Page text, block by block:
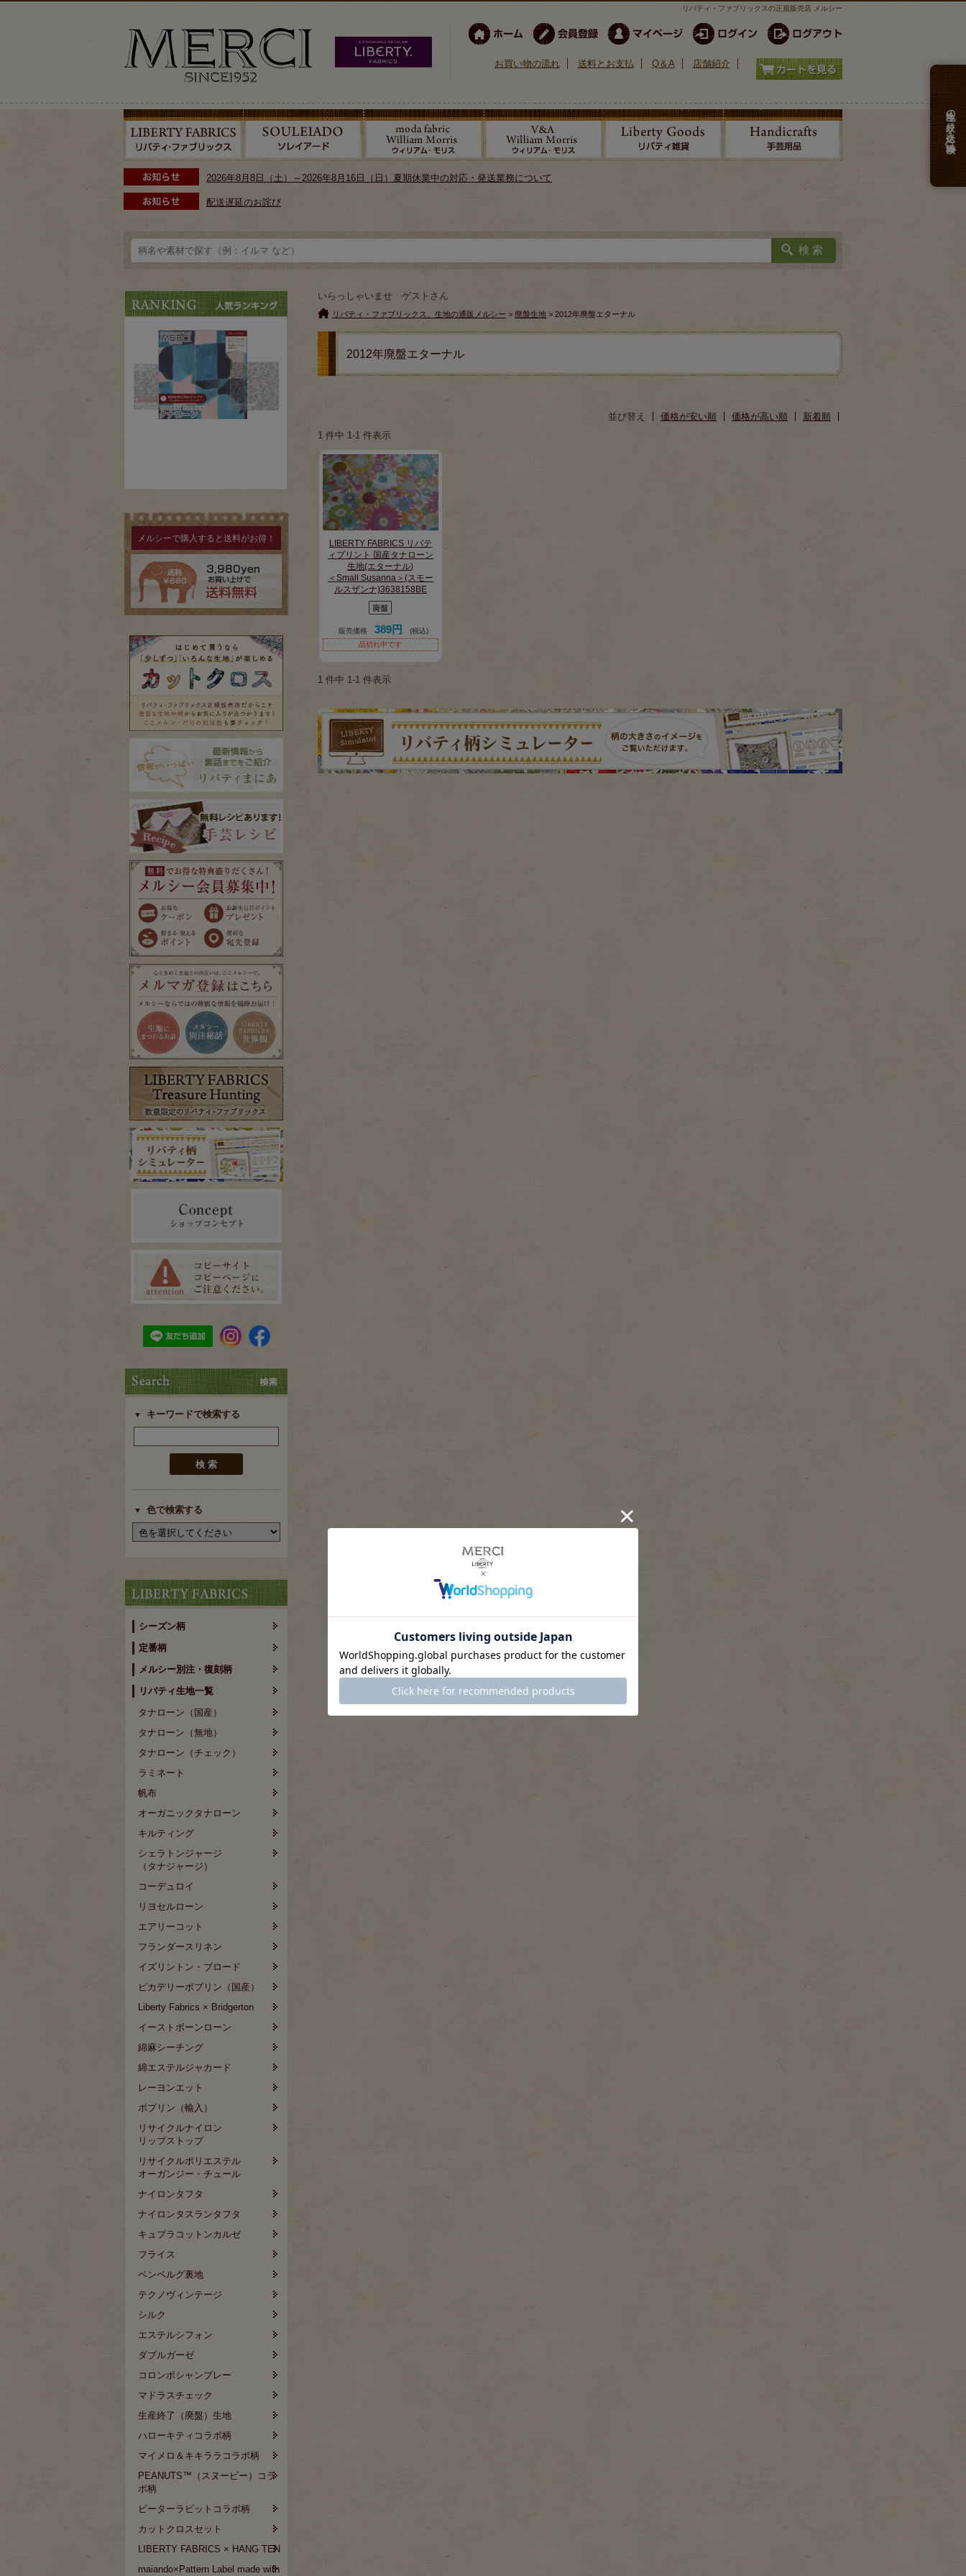
リバティ・ファブリックスの正規販売店 メルシー
お買い物の流れ 送料とお支払 Q＆A 店舗紹介
2026年8月8日（土）～2026年8月16日（日）夏期休業中の対応・発送業務について
配送遅延のお詫び
生地の絞り込み検索
メルシーで購入すると送料がお得！
キーワードで検索する
色で検索する
シーズン柄
定番柄
メルシー別注・復刻柄
リバティ生地一覧
タナローン（国産）
タナローン（無地）
タナローン（チェック）
ラミネート
帆布
オーガニックタナローン
キルティング
シェラトンジャージ
（タナジャージ）
コーデュロイ
リヨセルローン
エアリーコット
フランダースリネン
イズリントン・ブロード
ピカデリーポプリン（国産）
Liberty Fabrics × Bridgerton
イーストボーンローン
綿麻シーチング
綿エステルジャカード
レーヨンエット
ポプリン（輸入）
リサイクルナイロン
リップストップ
リサイクルポリエステル
オーガンジー・チュール
ナイロンタフタ
ナイロンタスランタフタ
キュプラコットンカルゼ
フライス
ベンベルグ裏地
テクノヴィンテージ
シルク
エステルシフォン
ダブルガーゼ
コロンボシャンブレー
マドラスチェック
生産終了（廃盤）生地
ハローキティコラボ柄
マイメロ＆キキララコラボ柄
PEANUTS™（スヌーピー）コラ
ボ柄
ピーターラビットコラボ柄
カットクロスセット
LIBERTY FABRICS × HANG TEN
maiando×Pattern Label made with
いらっしゃいませ ゲストさん
リバティ・ファブリックス、生地の通販メルシー > 廃盤生地 > 2012年廃盤エターナル
2012年廃盤エターナル
並び替え 価格が安い順 価格が高い順
新着順
1 件中 1-1 件表示
LIBERTY FABRICS リバテ
ィプリント 国産タナローン
生地(エターナル)
＜Small Susanna＞(スモー
ルスザンナ)3638158BE
販売価格 389円
(税込)
品切れ中です
1 件中 1-1 件表示